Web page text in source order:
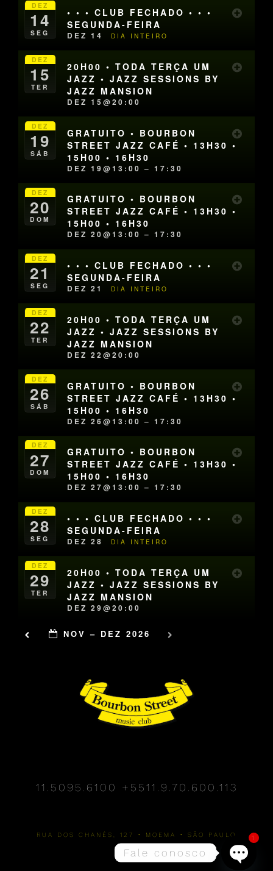
DEZ
14
SEG
• • • CLUB FECHADO • • •
SEGUNDA-FEIRA
DEZ 14 DIA INTEIRO
DEZ
15
TER
20H00 • TODA TERÇA UM
JAZZ • JAZZ SESSIONS BY
JAZZ MANSION
DEZ 15@20:00
DEZ
19
SÁB
GRATUITO • BOURBON
STREET JAZZ CAFÉ • 13H30 •
15H00 • 16H30
DEZ 19@13:00 – 17:30
DEZ
20
DOM
GRATUITO • BOURBON
STREET JAZZ CAFÉ • 13H30 •
15H00 • 16H30
DEZ 20@13:00 – 17:30
DEZ
21
SEG
• • • CLUB FECHADO • • •
SEGUNDA-FEIRA
DEZ 21 DIA INTEIRO
DEZ
22
TER
20H00 • TODA TERÇA UM
JAZZ • JAZZ SESSIONS BY
JAZZ MANSION
DEZ 22@20:00
DEZ
26
SÁB
GRATUITO • BOURBON
STREET JAZZ CAFÉ • 13H30 •
15H00 • 16H30
DEZ 26@13:00 – 17:30
DEZ
27
DOM
GRATUITO • BOURBON
STREET JAZZ CAFÉ • 13H30 •
15H00 • 16H30
DEZ 27@13:00 – 17:30
DEZ
28
SEG
• • • CLUB FECHADO • • •
SEGUNDA-FEIRA
DEZ 28 DIA INTEIRO
DEZ
29
TER
20H00 • TODA TERÇA UM
JAZZ • JAZZ SESSIONS BY
JAZZ MANSION
DEZ 29@20:00
NOV – DEZ 2026
11.5095.6100 +5511.9.70.600.113
RUA DOS CHANÉS, 127 • MOEMA • SÃO PAULO
Fale conosco
1